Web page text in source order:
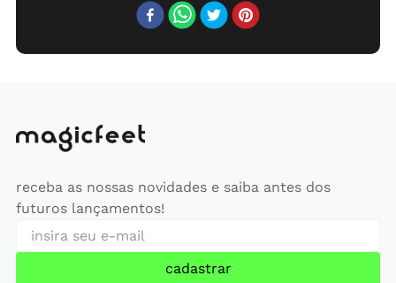
receba as nossas novidades e saiba antes dos
futuros lançamentos!
cadastrar